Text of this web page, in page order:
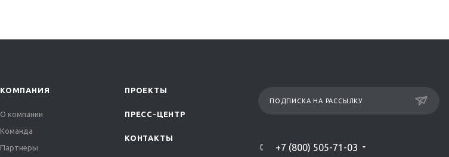
КОМПАНИЯ
О компании
Команда
Партнеры
ПРОЕКТЫ
ПРЕСС-ЦЕНТР
КОНТАКТЫ
ПОДПИСКА НА РАССЫЛКУ
+7 (800) 505-71-03